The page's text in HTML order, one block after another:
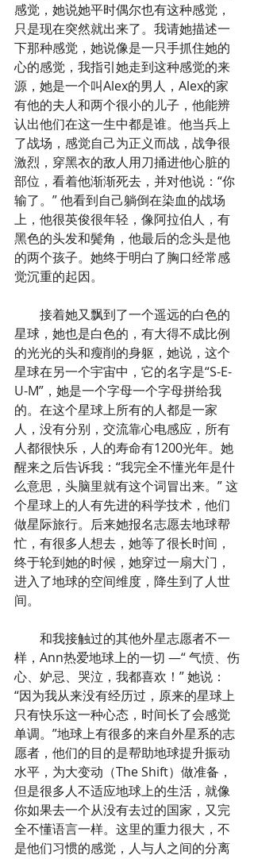
感觉，她说她平时偶尔也有这种感觉，
只是现在突然就出来了。我请她描述一
下那种感觉，她说像是一只手抓住她的
心的感觉，我指引她走到这种感觉的来
源，她是一个叫Alex的男人，Alex的家
有他的夫人和两个很小的儿子，他能辨
认出他们在这一生中都是谁。他当兵上
了战场，感觉自己为正义而战，战争很
激烈，穿黑衣的敌人用刀捅进他心脏的
部位，看着他渐渐死去，并对他说：“你
输了。” 他看到自己躺倒在染血的战场
上，他很英俊很年轻，像阿拉伯人，有
黑色的头发和鬓角，他最后的念头是他
的两个孩子。她终于明白了胸口经常感
觉沉重的起因。
接着她又飘到了一个遥远的白色的
星球，她也是白色的，有大得不成比例
的光光的头和瘦削的身躯，她说，这个
星球在另一个宇宙中，它的名字是“S-E-
U-M”，她是一个字母一个字母拼给我
的。在这个星球上所有的人都是一家
人，没有分别，交流靠心电感应，所有
人都很快乐，人的寿命有1200光年。她
醒来之后告诉我：“我完全不懂光年是什
么意思，头脑里就有这个词冒出来。” 这
个星球上的人有先进的科学技术，他们
做星际旅行。后来她报名志愿去地球帮
忙，有很多人想去，她等了很长时间，
终于轮到她的时候，她穿过一扇大门，
进入了地球的空间维度，降生到了人世
间。
和我接触过的其他外星志愿者不一
样，Ann热爱地球上的一切 —“ 气愤、伤
心、妒忌、哭泣，我都喜欢！” 她说：
“因为我从来没有经历过，原来的星球上
只有快乐这一种心态，时间长了会感觉
单调。”地球上有很多的来自外星系的志
愿者，他们的目的是帮助地球提升振动
水平，为大变动（The Shift）做准备，
但是很多人不适应地球上的生活，就像
你如果去一个从没有去过的国家，又完
全不懂语言一样。这里的重力很大，不
是他们习惯的感觉，人与人之间的分离